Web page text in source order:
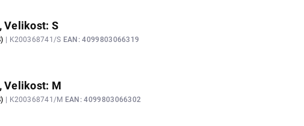
Velikost: S
| K200368741/S EAN: 4099803066319
Velikost: M
| K200368741/M EAN: 4099803066302